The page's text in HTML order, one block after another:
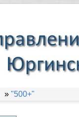
» "500+"